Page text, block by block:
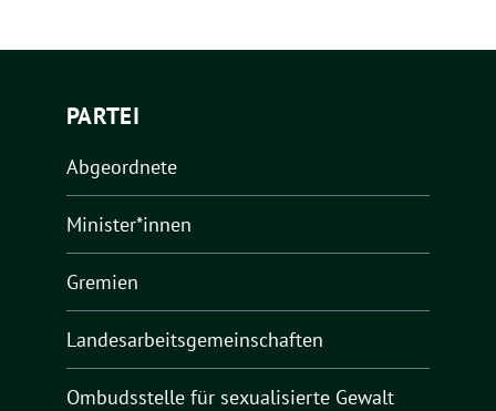
PARTEI
Abgeordnete
Minister*innen
Gremien
Landesarbeitsgemeinschaften
Ombudsstelle für sexualisierte Gewalt